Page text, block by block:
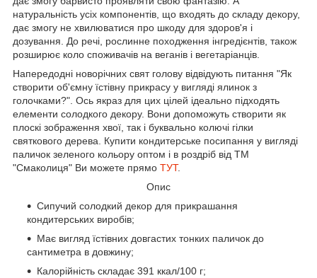
натуральність усіх компонентів, що входять до складу декору,
дає змогу не хвилюватися про шкоду для здоров'я і
дозування. До речі, рослинне походження інгредієнтів, також
розширює коло споживачів на веганів і вегетаріанців.
Напередодні новорічних свят голову відвідують питання "Як
створити об'ємну їстівну прикрасу у вигляді ялинок з
голочками?". Ось якраз для цих цілей ідеально підходять
елементи солодкого декору. Вони допоможуть створити як
плоскі зображення хвої, так і буквально колючі гілки
святкового дерева. Купити кондитерське посипання у вигляді
паличок зеленого кольору оптом і в роздріб від ТМ
"Смаколиця" Ви можете прямо ТУТ.
Опис
Сипучий солодкий декор для прикрашання
кондитерських виробів;
Має вигляд їстівних довгастих тонких паличок до
сантиметра в довжину;
Калорійність складає 391 ккал/100 г;